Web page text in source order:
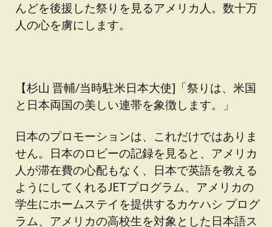
んどを後援した祭りを見るアメリカ人。数十万
人の心を虜にします。
【杉山 晋輔/当時駐米日本大使]「祭りは、米国
と日本両国の美しい連帯を象徴します。」
日本のプロモーションは、これだけではありま
せん。日本のロビーの記録を見ると、アメリカ
人が滞在費の心配もなく、日本で英語を教える
ようにしてくれるJETプログラム、アメリカの
学生にホームステイを提供するカケハシ プログ
ラム、アメリカの高校生を対象とした日本語ス